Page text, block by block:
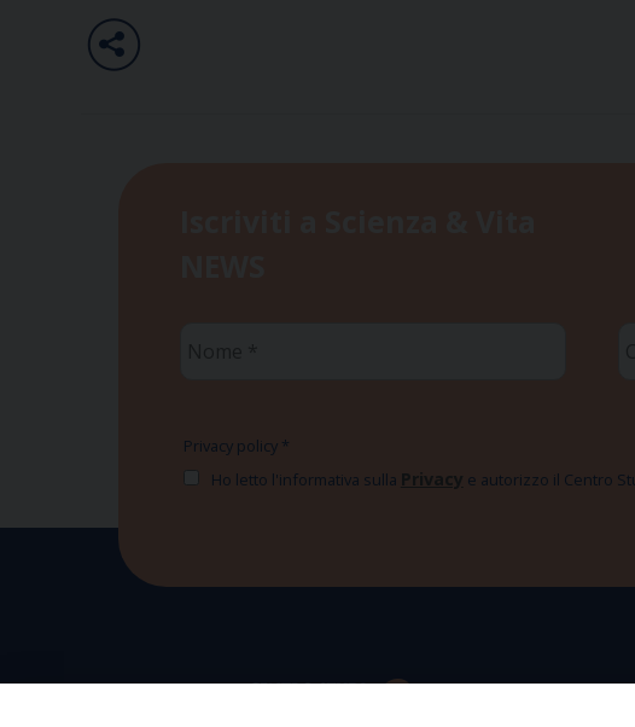
Privacy policy *
Ho letto l'informativa sulla Privacy e autorizzo il Centro